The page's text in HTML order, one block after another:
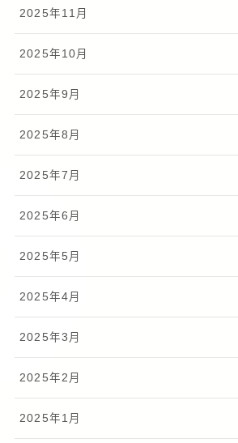
2025年11月
2025年10月
2025年9月
2025年8月
2025年7月
2025年6月
2025年5月
2025年4月
2025年3月
2025年2月
2025年1月